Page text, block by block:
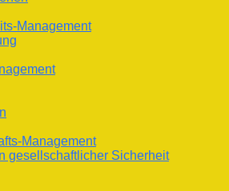
Management
Management
gesellschaftlicher Sicherheit